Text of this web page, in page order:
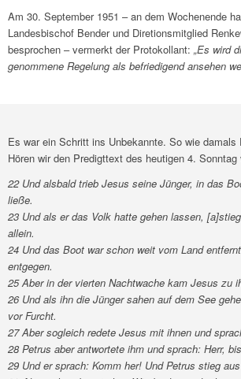
Am 30. September 1951 – an dem Wochenende
Landesbischof Bender und Diretionsmitglied
besprochen – vermerkt der Protokollant: „Es wird
genommene Regelung als befriedigend ansehen
Es war ein Schritt ins Unbekannte. So wie
Hören wir den Predigttext des heutigen 4.
22 Und alsbald trieb Jesus seine Jünger, in das
ließe.
23 Und als er das Volk hatte gehen lassen,
allein.
24 Und das Boot war schon weit vom Land
entgegen.
25 Aber in der vierten Nachtwache kam Jesus zu
26 Und als ihn die Jünger sahen auf dem See
vor Furcht.
27 Aber sogleich redete Jesus mit ihnen und
28 Petrus aber antwortete ihm und sprach: Herr,
29 Und er sprach: Komm her! Und Petrus stieg